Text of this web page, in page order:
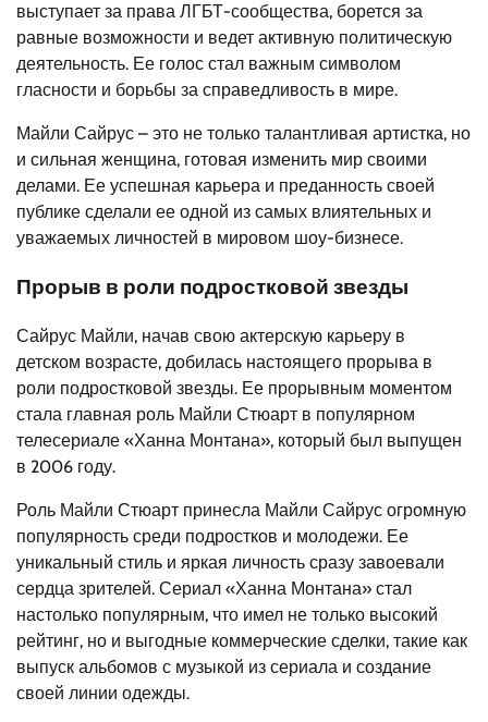
выступает за права ЛГБТ-сообщества, борется за
равные возможности и ведет активную политическую
деятельность. Ее голос стал важным символом
гласности и борьбы за справедливость в мире.
Майли Сайрус – это не только талантливая артистка, но
и сильная женщина, готовая изменить мир своими
делами. Ее успешная карьера и преданность своей
публике сделали ее одной из самых влиятельных и
уважаемых личностей в мировом шоу-бизнесе.
Прорыв в роли подростковой звезды
Сайрус Майли, начав свою актерскую карьеру в
детском возрасте, добилась настоящего прорыва в
роли подростковой звезды. Ее прорывным моментом
стала главная роль Майли Стюарт в популярном
телесериале «Ханна Монтана», который был выпущен
в 2006 году.
Роль Майли Стюарт принесла Майли Сайрус огромную
популярность среди подростков и молодежи. Ее
уникальный стиль и яркая личность сразу завоевали
сердца зрителей. Сериал «Ханна Монтана» стал
настолько популярным, что имел не только высокий
рейтинг, но и выгодные коммерческие сделки, такие как
выпуск альбомов с музыкой из сериала и создание
своей линии одежды.